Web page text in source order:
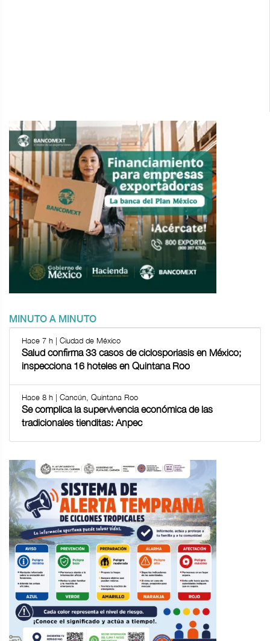
MINUTO A MINUTO
Hace 7 h | Ciudad de México
Salud confirma 33 casos de ciclosporiasis en México;
inspecciona 16 hoteles en Quintana Roo
Hace 8 h | Cancún, Quintana Roo
Se complica la supervivencia económica de las
tradicionales tienditas: Anpec